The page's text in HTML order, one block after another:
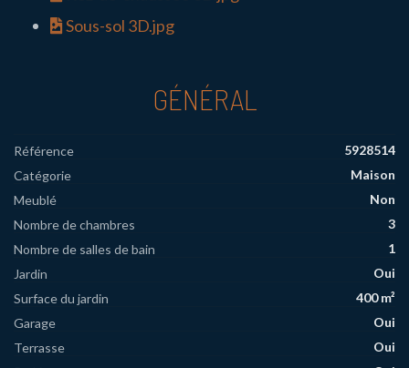
Sous-sol 3D.jpg
GÉNÉRAL
Référence
5928514
Catégorie
Maison
Meublé
Non
Nombre de chambres
3
Nombre de salles de bain
1
Jardin
Oui
Surface du jardin
400 m²
Garage
Oui
Terrasse
Oui